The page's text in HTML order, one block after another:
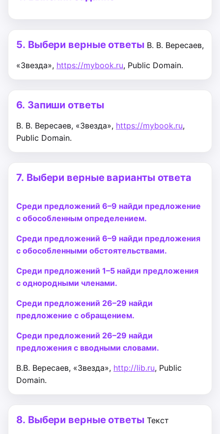
5. Выбери верные ответы В. В. Вересаев,
«Звезда», https://mybook.ru, Public Domain.
6. Запиши ответы
В. В. Вересаев, «Звезда», https://mybook.ru,
Public Domain.
7. Выбери верные варианты ответа
Cреди предложений 6–9 найди предложение
с обособленным определением.
Среди предложений 6–9 найди предложения
с обособленными обстоятельствами.
Среди предложений 1–5 найди предложения
с однородными членами.
Среди предложений 26–29 найди
предложение с обращением.
Среди предложений 26–29 найди
предложения с вводными словами.
В.В. Вересаев, «Звезда», http://lib.ru, Public
Domain.
8. Выбери верные ответы Текст